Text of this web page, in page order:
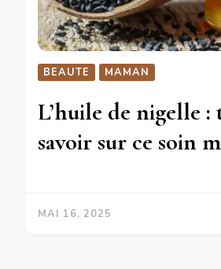
BEAUTE MAMAN
L’huile de nigelle :
savoir sur ce soin
MAI 16, 2025